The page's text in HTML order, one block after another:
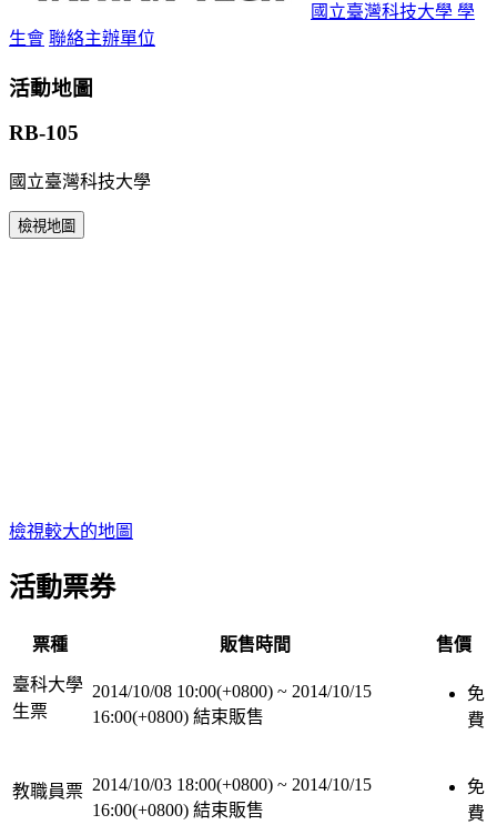
國立臺灣科技大學 學
生會 聯絡主辦單位
活動地圖
RB-105
國立臺灣科技大學
檢視地圖
檢視較大的地圖
活動票券
票種 販售時間 售價
臺科大學
生票
2014/10/08 10:00(+0800) ~ 2014/10/15
16:00(+0800) 結束販售
免
費
教職員票 2014/10/03 18:00(+0800) ~ 2014/10/15
16:00(+0800) 結束販售
免
費